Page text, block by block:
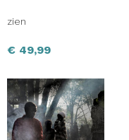
zien
€ 49,99